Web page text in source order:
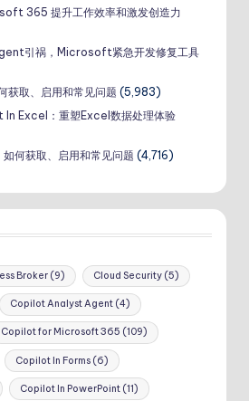
365 提升工作效率和激发创造力
引祸，Microsoft紧急开发修复工具
取、启用和常见问题 (5,983)
Excel：重塑Excel数据处理体验
何获取、启用和常见问题 (4,716)
Broker (9) Cloud Security(5)
Copilot Analyst Agent(4)
Copilot for Microsoft 365 (109)
Copilot In Forms(6)
Copilot In PowerPoint(11)